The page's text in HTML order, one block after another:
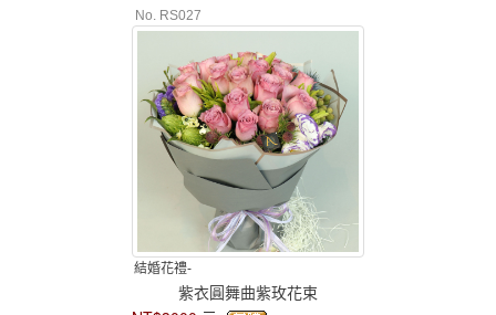
No. RS027
結婚花禮-
紫衣圓舞曲紫玫花束